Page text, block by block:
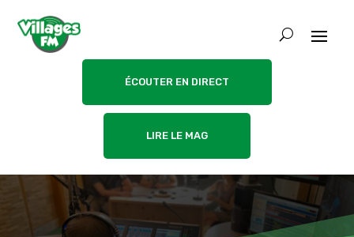
ÉCOUTER EN DIRECT
LIRE LE MAG